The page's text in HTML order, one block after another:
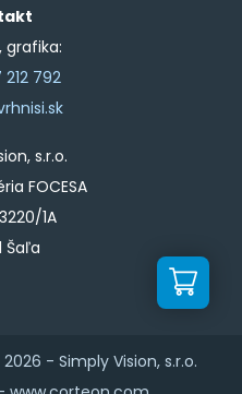
grafika:
212 792
s.r.o.
FOCESA
1A
Šaľa
- Simply Vision, s.r.o.